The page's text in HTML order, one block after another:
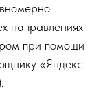
направлениях
при помощи
«Яндекс